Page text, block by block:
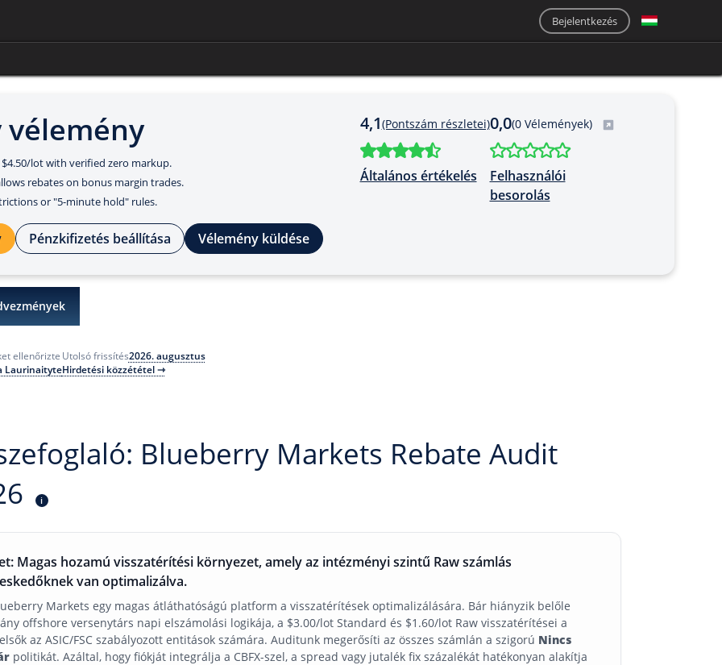
Bejelentkezés
lot with verified zero markup.
rebates on bonus margin trades.
or "5-minute hold" rules.
4,1(Pontszám részletei)
Általános értékelés
0,0(0 Vélemények)
Felhasználói
besorolás
Pénzkifizetés beállítása Vélemény küldése
ellenőrizte
Laurinaityte
Utolsó frissítés2026. augusztus
Hirdetési közzététel ⇾
Blueberry Markets Rebate Audit
i
Magas hozamú visszatérítési környezet, amely az intézményi szintű Raw számlás
van optimalizálva.
Markets egy magas átláthatóságú platform a visszatérítések optimalizálására. Bár hiányzik belőle
offshore versenytárs napi elszámolási logikája, a $3.00/lot Standard és $1.60/lot Raw visszatérítései a
az ASIC/FSC szabályozott entitások számára. Auditunk megerősíti az összes számlán a szigorú Nincs
politikát. Azáltal, hogy fiókját integrálja a CBFX-szel, a spread vagy jutalék fix százalékát hatékonyan alakítja